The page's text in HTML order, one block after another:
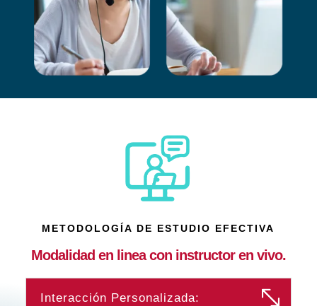
METODOLOGÍA DE ESTUDIO EFECTIVA
Modalidad en linea con instructor en vivo.
Interacción Personalizada: